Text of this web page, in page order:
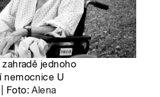
jednoho
nemocnice U
| Foto:Alena